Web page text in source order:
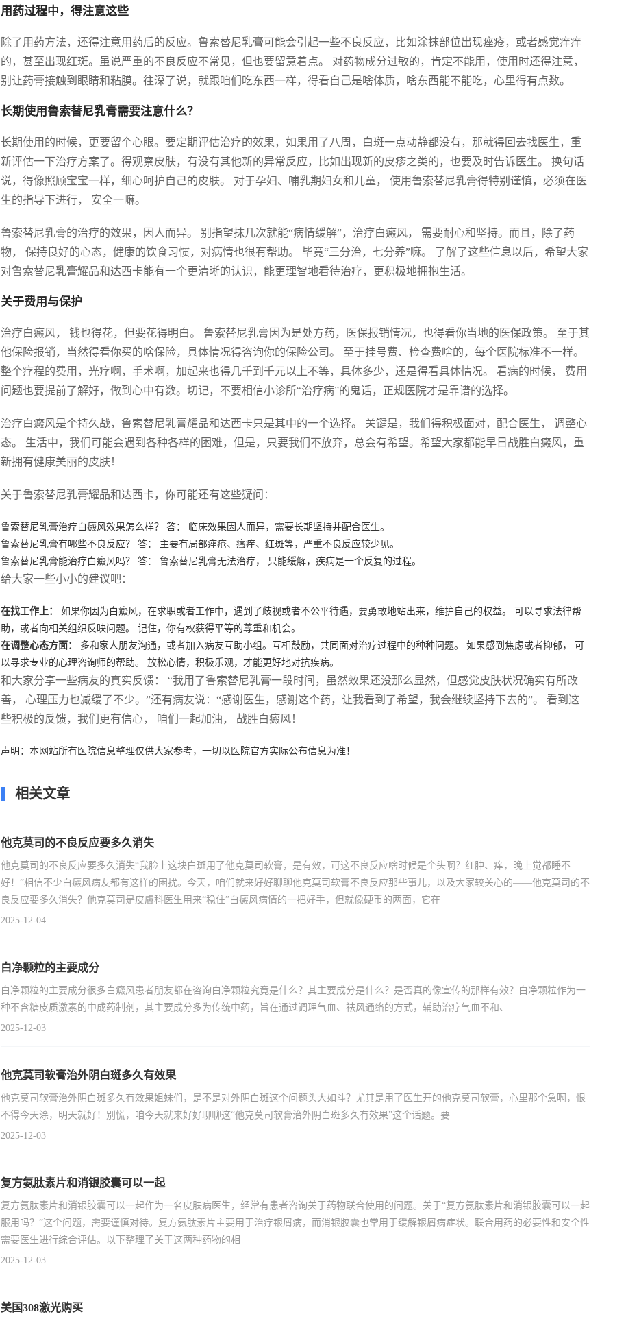
用药过程中，得注意这些
除了用药方法，还得注意用药后的反应。鲁索替尼乳膏可能会引起一些不良反应，比如涂抹部位出现痤疮，或者感觉痒痒
的，甚至出现红斑。虽说严重的不良反应不常见，但也要留意着点。 对药物成分过敏的，肯定不能用，使用时还得注意，
别让药膏接触到眼睛和粘膜。往深了说，就跟咱们吃东西一样，得看自己是啥体质，啥东西能不能吃，心里得有点数。
长期使用鲁索替尼乳膏需要注意什么？
长期使用的时候，更要留个心眼。要定期评估治疗的效果，如果用了八周，白斑一点动静都没有，那就得回去找医生，重
新评估一下治疗方案了。得观察皮肤，有没有其他新的异常反应，比如出现新的皮疹之类的，也要及时告诉医生。 换句话
说，得像照顾宝宝一样，细心呵护自己的皮肤。 对于孕妇、哺乳期妇女和儿童， 使用鲁索替尼乳膏得特别谨慎，必须在医
生的指导下进行， 安全一嘛。
鲁索替尼乳膏的治疗的效果，因人而异。 别指望抹几次就能“病情缓解”，治疗白癜风， 需要耐心和坚持。而且，除了药
物， 保持良好的心态，健康的饮食习惯，对病情也很有帮助。 毕竟“三分治，七分养”嘛。 了解了这些信息以后，希望大家
对鲁索替尼乳膏耀品和达西卡能有一个更清晰的认识，能更理智地看待治疗，更积极地拥抱生活。
关于费用与保护
治疗白癜风， 钱也得花，但要花得明白。 鲁索替尼乳膏因为是处方药，医保报销情况，也得看你当地的医保政策。 至于其
他保险报销，当然得看你买的啥保险，具体情况得咨询你的保险公司。 至于挂号费、检查费啥的，每个医院标准不一样。
整个疗程的费用，光疗啊，手术啊，加起来也得几千到千元以上不等，具体多少，还是得看具体情况。 看病的时候， 费用
问题也要提前了解好，做到心中有数。切记，不要相信小诊所“治疗病”的鬼话，正规医院才是靠谱的选择。
治疗白癜风是个持久战，鲁索替尼乳膏耀品和达西卡只是其中的一个选择。 关键是，我们得积极面对，配合医生， 调整心
态。 生活中，我们可能会遇到各种各样的困难，但是，只要我们不放弃，总会有希望。希望大家都能早日战胜白癜风，重
新拥有健康美丽的皮肤！
关于鲁索替尼乳膏耀品和达西卡，你可能还有这些疑问：
鲁索替尼乳膏治疗白癜风效果怎么样？ 答： 临床效果因人而异，需要长期坚持并配合医生。
鲁索替尼乳膏有哪些不良反应？ 答： 主要有局部痤疮、瘙痒、红斑等，严重不良反应较少见。
鲁索替尼乳膏能治疗白癜风吗？ 答： 鲁索替尼乳膏无法治疗， 只能缓解，疾病是一个反复的过程。
给大家一些小小的建议吧：
在找工作上：
如果你因为白癜风，在求职或者工作中，遇到了歧视或者不公平待遇，要勇敢地站出来，维护自己的权益。 可以寻求法律帮
助，或者向相关组织反映问题。 记住，你有权获得平等的尊重和机会。
在调整心态方面：
多和家人朋友沟通，或者加入病友互助小组。互相鼓励，共同面对治疗过程中的种种问题。 如果感到焦虑或者抑郁， 可
以寻求专业的心理咨询师的帮助。 放松心情，积极乐观，才能更好地对抗疾病。
和大家分享一些病友的真实反馈： “我用了鲁索替尼乳膏一段时间，虽然效果还没那么显然，但感觉皮肤状况确实有所改
善， 心理压力也减缓了不少。”还有病友说：“感谢医生，感谢这个药，让我看到了希望，我会继续坚持下去的”。 看到这
些积极的反馈，我们更有信心， 咱们一起加油， 战胜白癜风！
声明：本网站所有医院信息整理仅供大家参考，一切以医院官方实际公布信息为准！
相关文章
他克莫司的不良反应要多久消失
他克莫司的不良反应要多久消失“我脸上这块白斑用了他克莫司软膏，是有效，可这不良反应啥时候是个头啊？红肿、痒，晚上觉都睡不
好！”相信不少白癜风病友都有这样的困扰。今天，咱们就来好好聊聊他克莫司软膏不良反应那些事儿，以及大家较关心的——他克莫司的不
良反应要多久消失？他克莫司是皮膚科医生用来“稳住”白癜风病情的一把好手，但就像硬币的两面，它在
2025-12-04
白净颗粒的主要成分
白净颗粒的主要成分很多白癜风患者朋友都在咨询白净颗粒究竟是什么？其主要成分是什么？是否真的像宣传的那样有效？白净颗粒作为一
种不含糖皮质激素的中成药制剂，其主要成分多为传统中药，旨在通过调理气血、祛风通络的方式，辅助治疗气血不和、
2025-12-03
他克莫司软膏治外阴白斑多久有效果
他克莫司软膏治外阴白斑多久有效果姐妹们，是不是对外阴白斑这个问题头大如斗？尤其是用了医生开的他克莫司软膏，心里那个急啊，恨
不得今天涂，明天就好！别慌，咱今天就来好好聊聊这“他克莫司软膏治外阴白斑多久有效果”这个话题。要
2025-12-03
复方氨肽素片和消银胶囊可以一起
复方氨肽素片和消银胶囊可以一起作为一名皮肤病医生，经常有患者咨询关于药物联合使用的问题。关于“复方氨肽素片和消银胶囊可以一起
服用吗？”这个问题，需要谨慎对待。复方氨肽素片主要用于治疗银屑病，而消银胶囊也常用于缓解银屑病症状。联合用药的必要性和安全性
需要医生进行综合评估。以下整理了关于这两种药物的相
2025-12-03
美国308激光购买